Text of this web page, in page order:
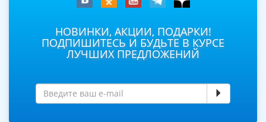
НОВИНКИ, АКЦИИ, ПОДАРКИ!
ПОДПИШИТЕСЬ И БУДЬТЕ В КУРСЕ
ЛУЧШИХ ПРЕДЛОЖЕНИЙ